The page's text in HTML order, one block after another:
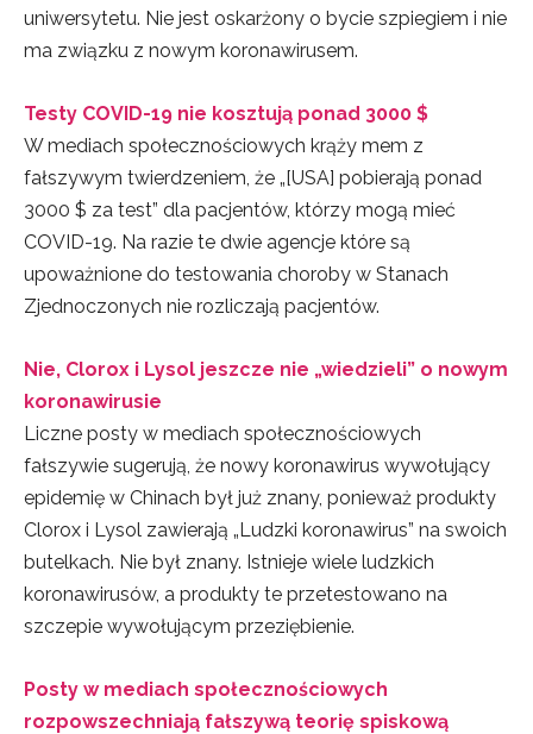
uniwersytetu. Nie jest oskarżony o bycie szpiegiem i nie
ma związku z nowym koronawirusem.
Testy COVID-19 nie kosztują ponad 3000 $
W mediach społecznościowych krąży mem z
fałszywym twierdzeniem, że „[USA] pobierają ponad
3000 $ za test” dla pacjentów, którzy mogą mieć
COVID-19. Na razie te dwie agencje które są
upoważnione do testowania choroby w Stanach
Zjednoczonych nie rozliczają pacjentów.
Nie, Clorox i Lysol jeszcze nie „wiedzieli” o nowym
koronawirusie
Liczne posty w mediach społecznościowych
fałszywie sugerują, że nowy koronawirus wywołujący
epidemię w Chinach był już znany, ponieważ produkty
Clorox i Lysol zawierają „Ludzki koronawirus” na swoich
butelkach. Nie był znany. Istnieje wiele ludzkich
koronawirusów, a produkty te przetestowano na
szczepie wywołującym przeziębienie.
Posty w mediach społecznościowych
rozpowszechniają fałszywą teorię spiskową